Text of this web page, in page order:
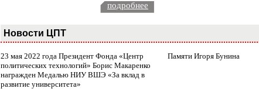
подробнее
Новости ЦПТ
23 мая 2022 года Президент Фонда «Центр
политических технологий» Борис Макаренко
награжден Медалью НИУ ВШЭ «За вклад в
развитие университета»
Памяти Игоря Бунина